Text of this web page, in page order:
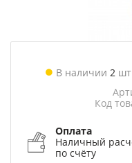
В наличии 2 шт
Код
Оплата
Наличный
по счёту